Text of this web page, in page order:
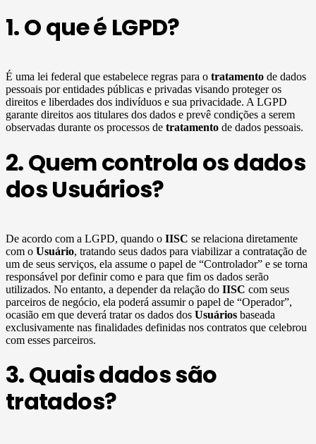
1. O que é LGPD?
É uma lei federal que estabelece regras para o tratamento de dados
pessoais por entidades públicas e privadas visando proteger os
direitos e liberdades dos indivíduos e sua privacidade. A LGPD
garante direitos aos titulares dos dados e prevê condições a serem
observadas durante os processos de tratamento de dados pessoais.
2. Quem controla os dados
dos Usuários?
De acordo com a LGPD, quando o IISC se relaciona diretamente
com o Usuário, tratando seus dados para viabilizar a contratação de
um de seus serviços, ela assume o papel de “Controlador” e se torna
responsável por definir como e para que fim os dados serão
utilizados. No entanto, a depender da relação do IISC com seus
parceiros de negócio, ela poderá assumir o papel de “Operador”,
ocasião em que deverá tratar os dados dos Usuários baseada
exclusivamente nas finalidades definidas nos contratos que celebrou
com esses parceiros.
3. Quais dados são
tratados?